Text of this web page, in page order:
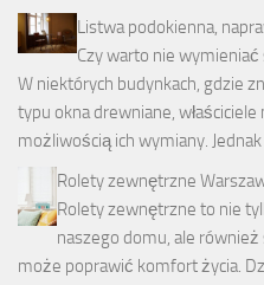
Listwa podokienna,
Czy warto nie wymieniać
W niektórych budynkach, gdzie
typu okna drewniane,
możliwością ich wymiany.
Rolety zewnętrzne
Rolety zewnętrzne to nie
naszego domu, ale
może poprawić komfort życia.